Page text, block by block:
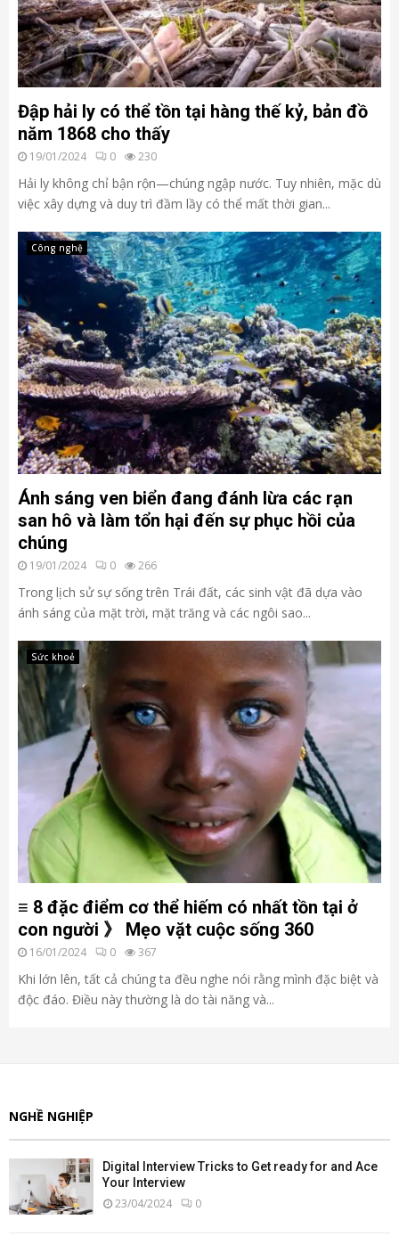
Đập hải ly có thể tồn tại hàng thế kỷ, bản đồ
năm 1868 cho thấy
19/01/2024 0 230
Hải ly không chỉ bận rộn—chúng ngập nước. Tuy nhiên, mặc dù
việc xây dựng và duy trì đầm lầy có thể mất thời gian...
Công nghệ
Ánh sáng ven biển đang đánh lừa các rạn
san hô và làm tổn hại đến sự phục hồi của
chúng
19/01/2024 0 266
Trong lịch sử sự sống trên Trái đất, các sinh vật đã dựa vào
ánh sáng của mặt trời, mặt trăng và các ngôi sao...
Sức khoẻ
≡ 8 đặc điểm cơ thể hiếm có nhất tồn tại ở
con người 》 Mẹo vặt cuộc sống 360
16/01/2024 0 367
Khi lớn lên, tất cả chúng ta đều nghe nói rằng mình đặc biệt và
độc đáo. Điều này thường là do tài năng và...
NGHỀ NGHIỆP
Digital Interview Tricks to Get ready for and Ace
Your Interview
23/04/2024 0